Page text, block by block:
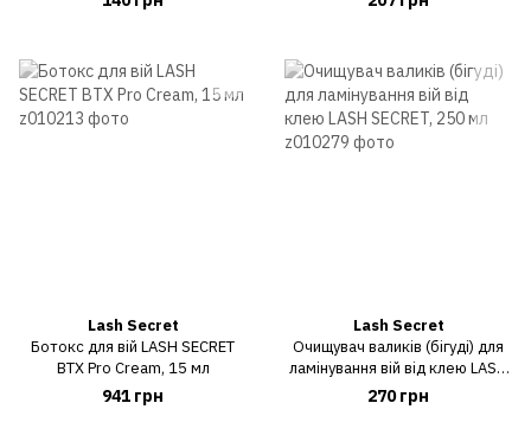
Lash Secret
Ботокс для вій LASH SECRET
BTX Pro Cream, 15 мл
941 грн
Lash Secret
Очищувач валиків (бігуді) для
ламінування вій від клею LASH
SECRET, 250 мл
270 грн